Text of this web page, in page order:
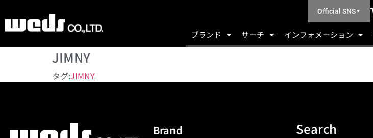
Official SNS▼
ブランド サーチ インフォメーション
JIMNY
タグ:JIMNY
Brand Search